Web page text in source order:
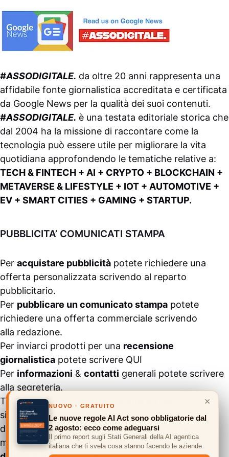
#ASSODIGITALE. da oltre 20 anni rappresenta una
affidabile fonte giornalistica accreditata e certificata
da Google News per la qualità dei suoi contenuti.
#ASSODIGITALE. è una testata editoriale storica che
dal 2004 ha la missione di raccontare come la
tecnologia può essere utile per migliorare la vita
quotidiana approfondendo le tematiche relative a:
TECH & FINTECH + AI + CRYPTO + BLOCKCHAIN +
METAVERSE & LIFESTYLE + IOT + AUTOMOTIVE +
EV + SMART CITIES + GAMING + STARTUP.
PUBBLICITA’ COMUNICATI STAMPA
Per acquistare pubblicità potete richiedere una
offerta personalizzata scrivendo al reparto
pubblicitario.
Per pubblicare un comunicato stampa potete
richiedere una offerta commerciale scrivendo
alla redazione.
Per inviarci prodotti per una recensione
giornalistica potete scrivere QUI
Per informazioni & contatti generali potete scrivere
alla segreteria.
Tutti i contenuti pubblicati all’interno del
sito #ASSODIGITALE.“Copyright 2024” non sono
duplicabili e/o riproducibili in nessuna forma,
ma possono essere citati inserendo un link
×
NUOVO · GRATUITO
Le nuove regole AI Act sono obbligatorie dal
2 agosto: ecco come adeguarsi
Il primo report sugli Stati Generali della AI agentica
italiana che ti svela cosa stanno facendo le aziende.